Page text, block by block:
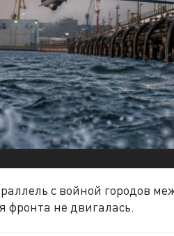
с войной городов
фронта не двигалась.